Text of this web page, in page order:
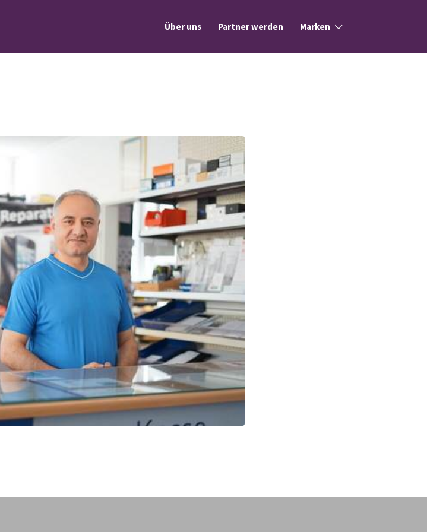
Über uns Partner werden Marken